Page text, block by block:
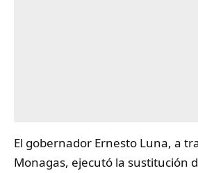
El gobernador Ernesto Luna, a
Monagas, ejecutó la sustitución